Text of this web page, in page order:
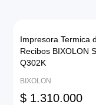
Impresora Termica
Recibos BIXOLON
Q302K
BIXOLON
$ 1.310.000